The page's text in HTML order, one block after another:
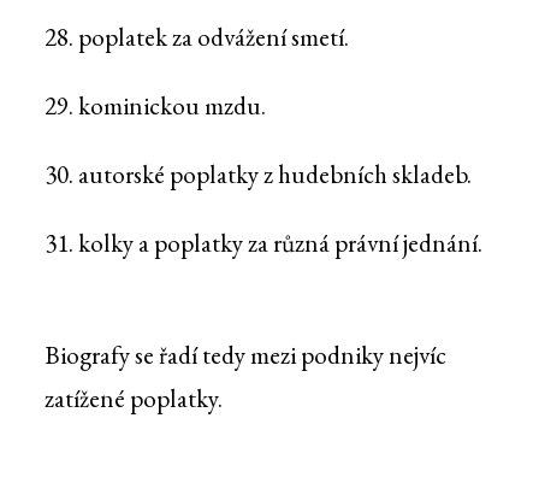
28. poplatek za odvážení smetí.
29. kominickou mzdu.
30. autorské poplatky z hudebních skladeb.
31. kolky a poplatky za různá právní jednání.
Biografy se řadí tedy mezi podniky nejvíc
zatížené poplatky.